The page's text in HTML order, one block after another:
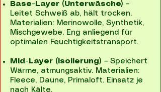
Base-Layer (Unterwäsche) –
Leitet Schweiß ab, hält trocken.
Materialien: Merinowolle, Synthetik,
Mischgewebe. Eng anliegend für
optimalen Feuchtigkeitstransport.
Mid-Layer (Isolierung) – Speichert
Wärme, atmungsaktiv. Materialien:
Fleece, Daune, Primaloft. Einsatz je
nach Kälte.